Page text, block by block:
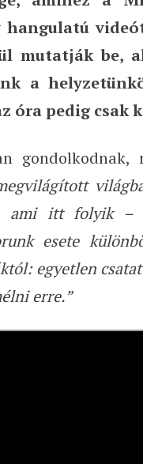
hangulatú
mutatják be,
a
óra pedig csak
ami itt folyik –
esete
egyetlen
erre.”